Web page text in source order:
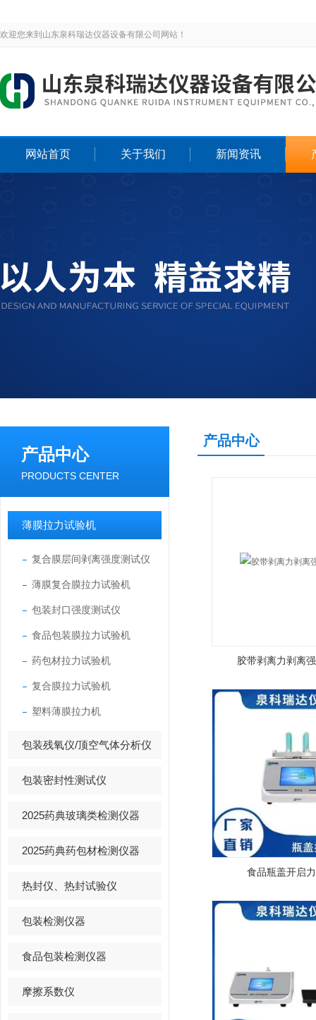
欢迎您来到山东泉科瑞达仪器设备有限公司网站！
网站首页 关于我们 新闻资讯
产品中心
PRODUCTS CENTER
薄膜拉力试验机
复合膜层间剥离强度测试仪
薄膜复合膜拉力试验机
包装封口强度测试仪
食品包装膜拉力试验机
药包材拉力试验机
复合膜拉力试验机
塑料薄膜拉力机
包装残氧仪/顶空气体分析仪
包装密封性测试仪
2025药典玻璃类检测仪器
2025药典药包材检测仪器
热封仪、热封试验仪
包装检测仪器
食品包装检测仪器
摩擦系数仪
产品中心
胶带剥离力剥离
食品瓶盖开启